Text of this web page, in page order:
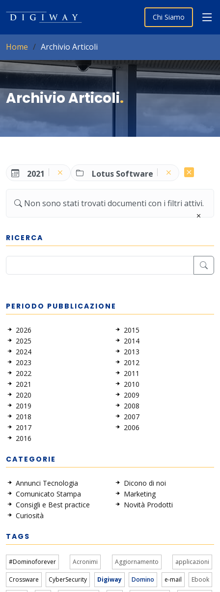
Chi Siamo
Home Archivio Articoli
Archivio Articoli.
2021 Lotus Software
Non sono stati trovati documenti con i filtri attivi.
RICERCA
PERIODO PUBBLICAZIONE
2026
2025
2024
2023
2022
2021
2020
2019
2018
2017
2016
2015
2014
2013
2012
2011
2010
2009
2008
2007
2006
CATEGORIE
Annunci Tecnologia
Comunicato Stampa
Consigli e Best practice
Curiosità
Dicono di noi
Marketing
Novità Prodotti
TAGS
#Dominoforever Acronimi Aggiornamento applicazioni
Crossware CyberSecurity Digiway Domino e-mail Ebook